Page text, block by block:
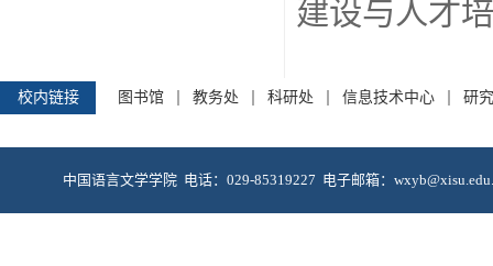
建设与人才
校内链接 图书馆 教务处 科研处 信息技术中心 研
中国语言文学学院 电话：029-85319227 电子邮箱：